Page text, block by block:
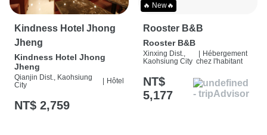
Kindness Hotel Jhong
Jheng
Kindness Hotel Jhong
Jheng
Qianjin Dist., Kaohsiung
City
Hôtel
NT$ 2,759
🔥 New🔥
Rooster B&B
Rooster B&B
Xinxing Dist.,
Kaohsiung City
| Hébergement
chez l'habitant
NT$
5,177